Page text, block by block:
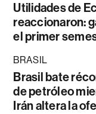
Utilidades de
reaccionaron:
el primer
BRASIL
Brasil bate
de petróleo
Irán altera la